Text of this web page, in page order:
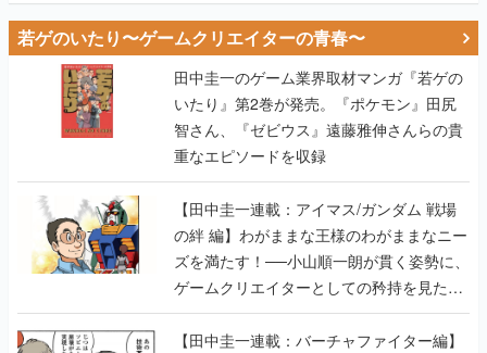
若ゲのいたり〜ゲームクリエイターの青春〜
田中圭一のゲーム業界取材マンガ『若ゲの
いたり』第2巻が発売。『ポケモン』田尻
智さん、『ゼビウス』遠藤雅伸さんらの貴
重なエピソードを収録
【田中圭一連載：アイマス/ガンダム 戦場
の絆 編】わがままな王様のわがままなニー
ズを満たす！──小山順一朗が貫く姿勢に、
ゲームクリエイターとしての矜持を見た
【若ゲのいたり最終回】
【田中圭一連載：バーチャファイター編】